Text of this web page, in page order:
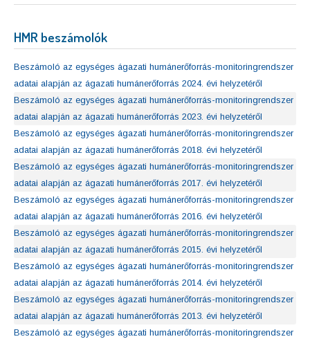
HMR beszámolók
Beszámoló az egységes ágazati humánerőforrás-monitoringrendszer
adatai alapján az ágazati humánerőforrás 2024. évi helyzetéről
Beszámoló az egységes ágazati humánerőforrás-monitoringrendszer
adatai alapján az ágazati humánerőforrás 2023. évi helyzetéről
Beszámoló az egységes ágazati humánerőforrás-monitoringrendszer
adatai alapján az ágazati humánerőforrás 2018. évi helyzetéről
Beszámoló az egységes ágazati humánerőforrás-monitoringrendszer
adatai alapján az ágazati humánerőforrás 2017. évi helyzetéről
Beszámoló az egységes ágazati humánerőforrás-monitoringrendszer
adatai alapján az ágazati humánerőforrás 2016. évi helyzetéről
Beszámoló az egységes ágazati humánerőforrás-monitoringrendszer
adatai alapján az ágazati humánerőforrás 2015. évi helyzetéről
Beszámoló az egységes ágazati humánerőforrás-monitoringrendszer
adatai alapján az ágazati humánerőforrás 2014. évi helyzetéről
Beszámoló az egységes ágazati humánerőforrás-monitoringrendszer
adatai alapján az ágazati humánerőforrás 2013. évi helyzetéről
Beszámoló az egységes ágazati humánerőforrás-monitoringrendszer